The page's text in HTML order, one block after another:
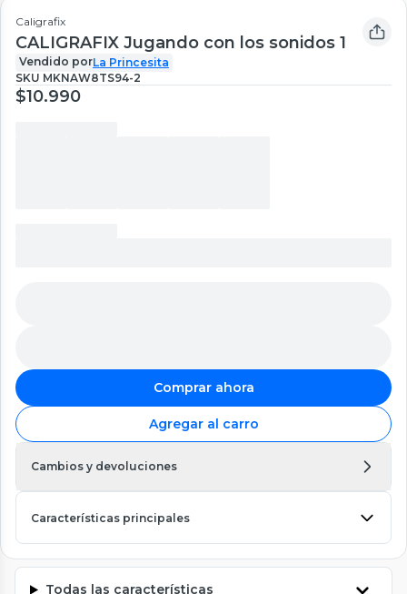
Caligrafix
CALIGRAFIX Jugando con los sonidos 1
Vendido porLa Princesita
SKU MKNAW8TS94-2
$10.990
Comprar ahora
Agregar al carro
Cambios y devoluciones
Características principales
Todas las características